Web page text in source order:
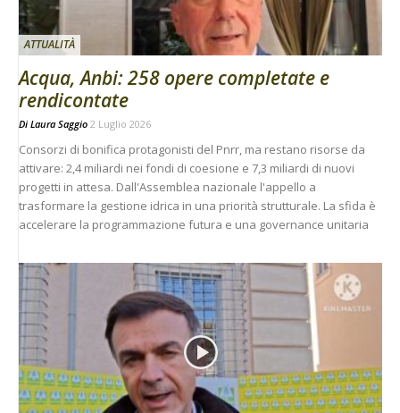
ATTUALITÀ
Acqua, Anbi: 258 opere completate e
rendicontate
Di Laura Saggio 2 Luglio 2026
Consorzi di bonifica protagonisti del Pnrr, ma restano risorse da
attivare: 2,4 miliardi nei fondi di coesione e 7,3 miliardi di nuovi
progetti in attesa. Dall'Assemblea nazionale l'appello a
trasformare la gestione idrica in una priorità strutturale. La sfida è
accelerare la programmazione futura e una governance unitaria